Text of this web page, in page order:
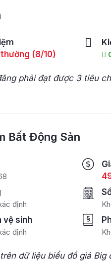
thường (8/10)
phải đạt được 3 tiêu
Bất Động Sản
định
vệ sinh
định
dữ liệu biểu đồ giá Big